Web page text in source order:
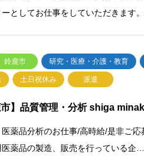
としてお仕事をしていただきます
鈴鹿市 研究・医療・介護・教育
土日祝休み 派遣
市】品質管理・分析 shiga
薬品分析のお仕事/高時給/是非ご
薬品の製造、販売を行っている企…